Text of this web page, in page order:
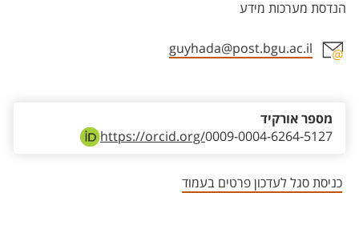
הנדסת מערכות מידע
guyhada@post.bgu.ac.il
https://orcid.org/0009-0004-6264-5127
מספר אורקיד
כניסת סגל לעדכון פרטים בעמוד